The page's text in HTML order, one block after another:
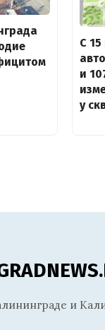
С
и
у
и